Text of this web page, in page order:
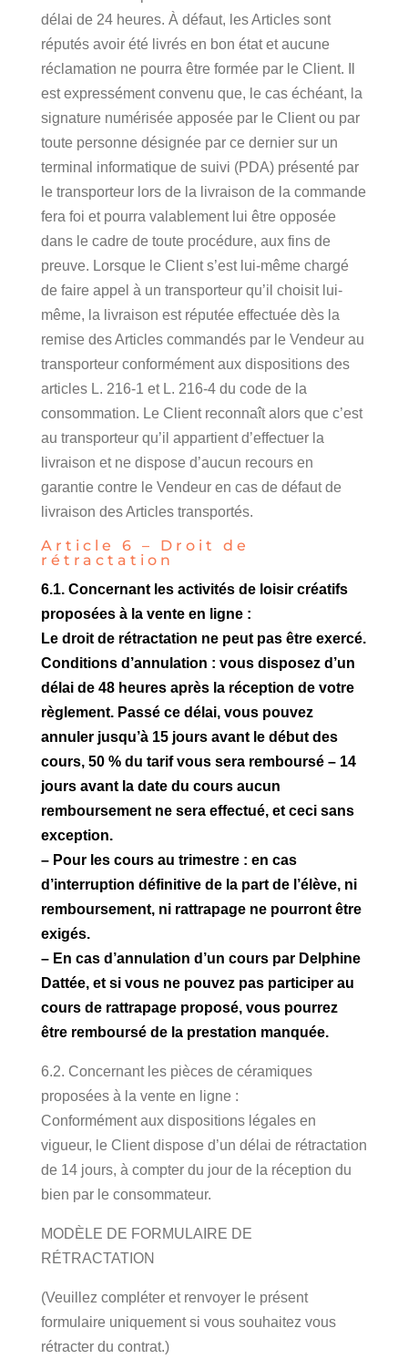
délai de 24 heures. À défaut, les Articles sont
réputés avoir été livrés en bon état et aucune
réclamation ne pourra être formée par le Client. Il
est expressément convenu que, le cas échéant, la
signature numérisée apposée par le Client ou par
toute personne désignée par ce dernier sur un
terminal informatique de suivi (PDA) présenté par
le transporteur lors de la livraison de la commande
fera foi et pourra valablement lui être opposée
dans le cadre de toute procédure, aux fins de
preuve. Lorsque le Client s’est lui-même chargé
de faire appel à un transporteur qu’il choisit lui-
même, la livraison est réputée effectuée dès la
remise des Articles commandés par le Vendeur au
transporteur conformément aux dispositions des
articles L. 216-1 et L. 216-4 du code de la
consommation. Le Client reconnaît alors que c’est
au transporteur qu’il appartient d’effectuer la
livraison et ne dispose d’aucun recours en
garantie contre le Vendeur en cas de défaut de
livraison des Articles transportés.
Article 6 – Droit de
rétractation
6.1. Concernant les activités de loisir créatifs
proposées à la vente en ligne :
Le droit de rétractation ne peut pas être exercé.
Conditions d’annulation : vous disposez d’un
délai de 48 heures après la réception de votre
règlement. Passé ce délai, vous pouvez
annuler jusqu’à 15 jours avant le début des
cours, 50 % du tarif vous sera remboursé – 14
jours avant la date du cours aucun
remboursement ne sera effectué, et ceci sans
exception.
– Pour les cours au trimestre : en cas
d’interruption définitive de la part de l’élève, ni
remboursement, ni rattrapage ne pourront être
exigés.
– En cas d’annulation d’un cours par Delphine
Dattée, et si vous ne pouvez pas participer au
cours de rattrapage proposé, vous pourrez
être remboursé de la prestation manquée.
6.2. Concernant les pièces de céramiques
proposées à la vente en ligne :
Conformément aux dispositions légales en
vigueur, le Client dispose d’un délai de rétractation
de 14 jours, à compter du jour de la réception du
bien par le consommateur.
MODÈLE DE FORMULAIRE DE
RÉTRACTATION
(Veuillez compléter et renvoyer le présent
formulaire uniquement si vous souhaitez vous
rétracter du contrat.)